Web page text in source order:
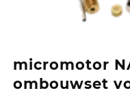
micromotor
ombouwset